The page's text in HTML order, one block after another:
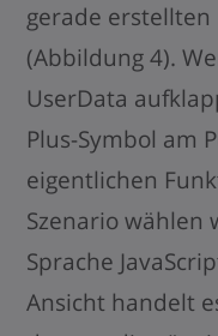
gerade
(Abbildung 4).
UserData
Plus-Symbol am
eigentlichen
Szenario wählen
Sprache
Ansicht handelt